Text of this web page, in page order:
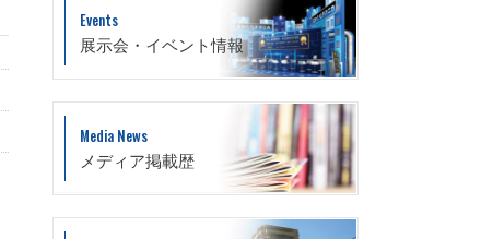
Events
展示会・イベント情報
Media News
メディア掲載歴